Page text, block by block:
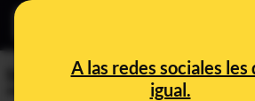
A las redes sociales les
igual.
terremoto